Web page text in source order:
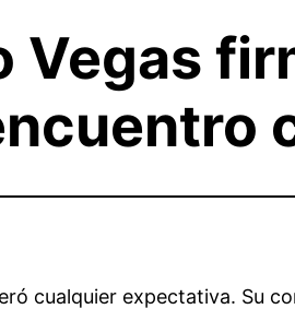
Vegas
cualquier expectativa. Su